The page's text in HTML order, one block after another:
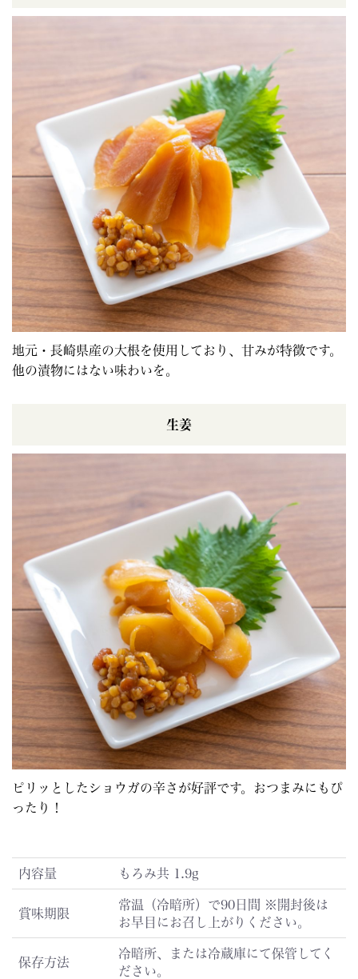
地元・長崎県産の大根を使用しており、甘みが特徴です。
他の漬物にはない味わいを。
生姜
ピリッとしたショウガの辛さが好評です。おつまみにもぴ
ったり！
内容量 もろみ共 1.9g
賞味期限
常温（冷暗所）で90日間 ※開封後は
お早目にお召し上がりください。
保存方法
冷暗所、または冷蔵庫にて保管してく
ださい。